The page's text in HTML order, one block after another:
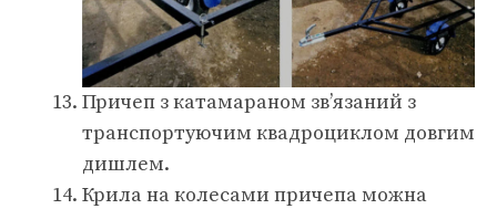
Причеп з катамараном зв’язаний з
транспортуючим квадроциклом довгим
дишлем.
Крила на колесами причепа можна